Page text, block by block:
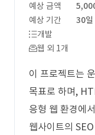
예상 금액
예상 기간
30일
개발
웹 외 1개
이 프로젝트는
목표로 하며,
응형 웹 환경에
웹사이트의